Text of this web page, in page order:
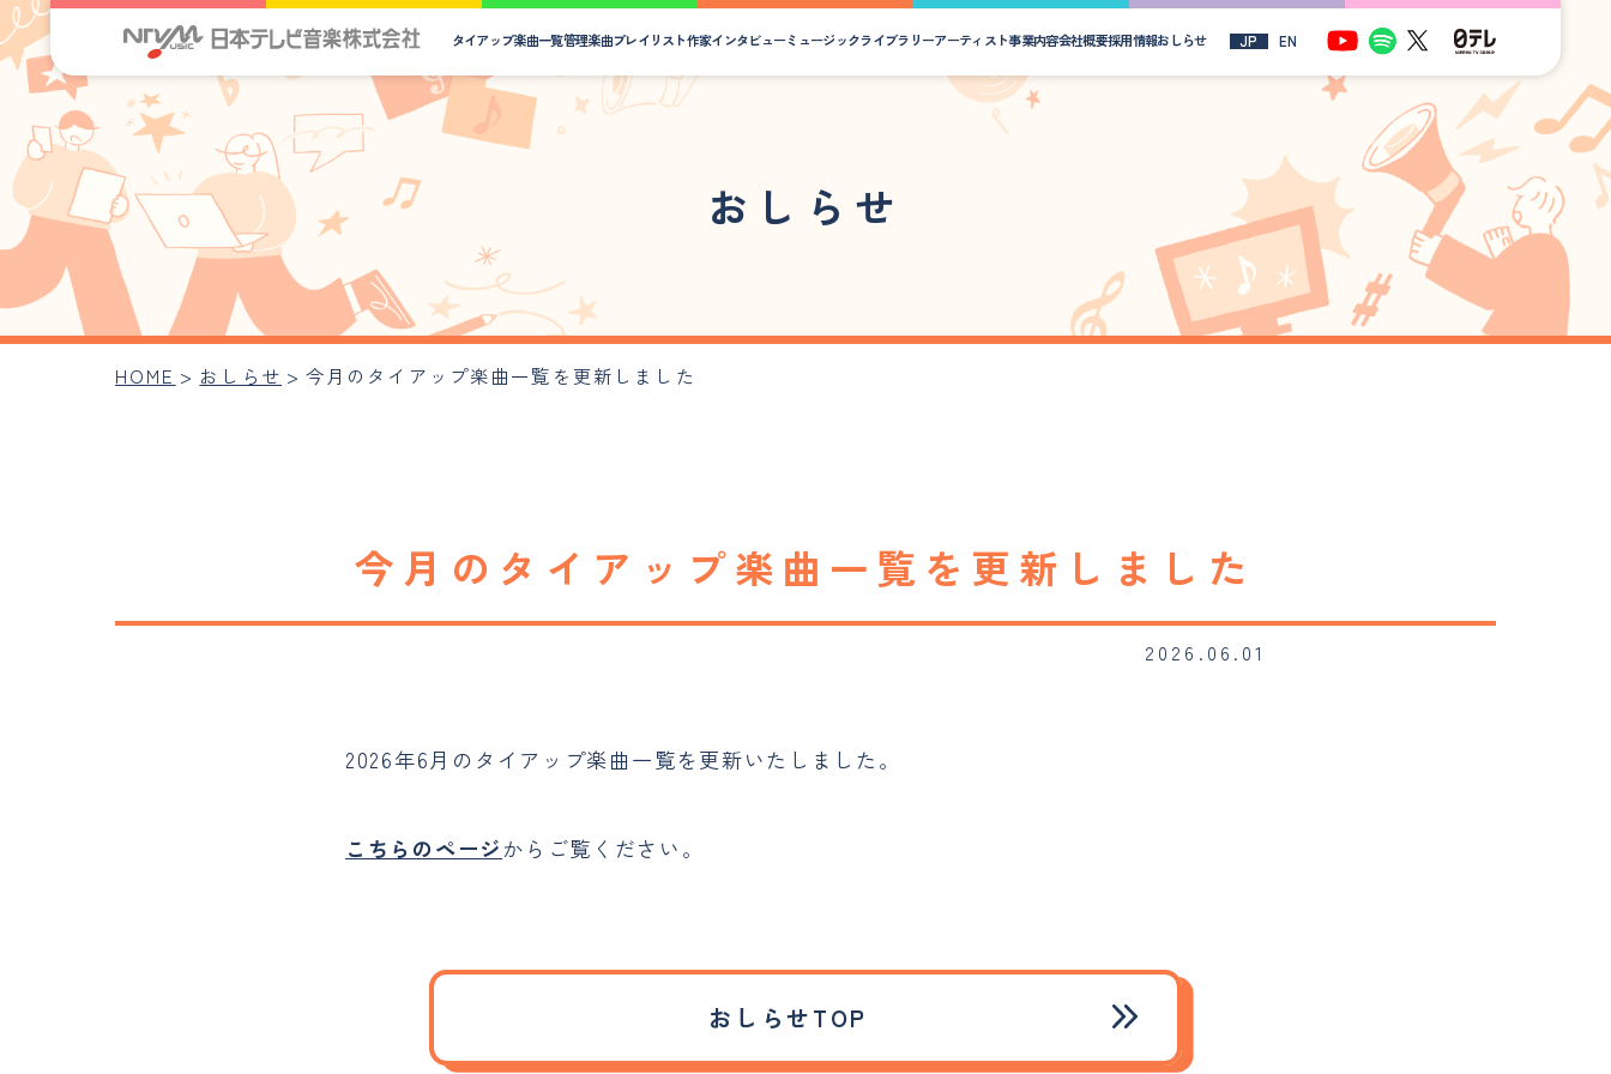
タイアップ楽曲一覧管理楽曲プレイリスト作家インタビューミュージックライブラリーアーティスト事業内容会社概要採用情報おしらせ JP EN
おしらせ
HOME > おしらせ > 今月のタイアップ楽曲一覧を更新しました
今月のタイアップ楽曲一覧を更新しました
2026.06.01
2026年6月のタイアップ楽曲一覧を更新いたしました。
こちらのページ からご覧ください。
おしらせTOP